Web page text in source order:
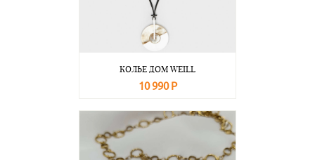
КОЛЬЕ ДОМ WEILL
10 990 Р